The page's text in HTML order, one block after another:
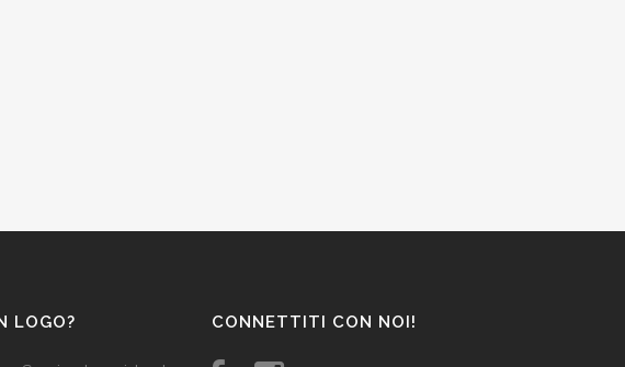
LOGO? CONNETTITI CON NOI!